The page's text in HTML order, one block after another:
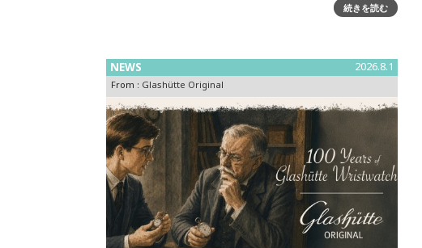
ータ活用のプロフェッショナル、ガーミンジャパン株式
続きを読む
NEWS 2026.8.1
From : Glashütte Original